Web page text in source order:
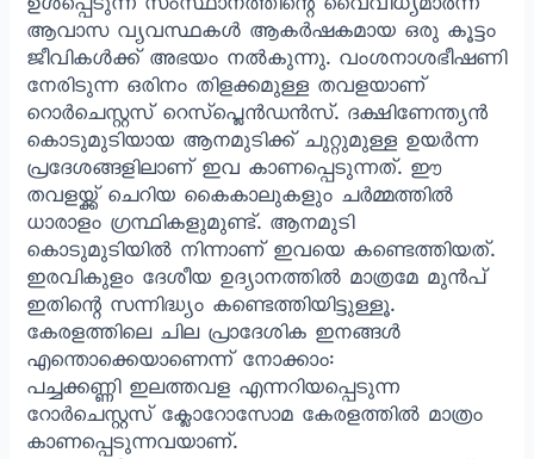
ഉൾപ്പെടുന്ന സംസ്ഥാനത്തിന്റെ വൈവിധ്യമാർന്ന
ആവാസ വ്യവസ്ഥകൾ ആകർഷകമായ ഒരു കൂട്ടം
ജീവികൾക്ക് അഭയം നൽകുന്നു. വംശനാശഭീഷണി
നേരിടുന്ന ഒരിനം തിളക്കമുള്ള തവളയാണ്
റൊർചെസ്റ്റസ് റെസ്‌പ്ലെൻഡൻസ്. ദക്ഷിണേന്ത്യൻ
കൊടുമുടിയായ ആനമുടിക്ക് ചുറ്റുമുള്ള ഉയർന്ന
പ്രദേശങ്ങളിലാണ് ഇവ കാണപ്പെടുന്നത്. ഈ
തവളയ്ക്ക് ചെറിയ കൈകാലുകളും ചർമ്മത്തിൽ
ധാരാളം ഗ്രന്ഥികളുമുണ്ട്. ആനമുടി
കൊടുമുടിയിൽ നിന്നാണ് ഇവയെ കണ്ടെത്തിയത്.
ഇരവികുളം ദേശീയ ഉദ്യാനത്തിൽ മാത്രമേ മുൻപ്
ഇതിന്റെ സന്നിദ്ധ്യം കണ്ടെത്തിയിട്ടുള്ളൂ.
കേരളത്തിലെ ചില പ്രാദേശിക ഇനങ്ങൾ
എന്തൊക്കെയാണെന്ന് നോക്കാം:
പച്ചക്കണ്ണി ഇലത്തവള എന്നറിയപ്പെടുന്ന
റോർചെസ്റ്റസ് ക്ലോറോസോമ കേരളത്തിൽ മാത്രം
കാണപ്പെടുന്നവയാണ്.